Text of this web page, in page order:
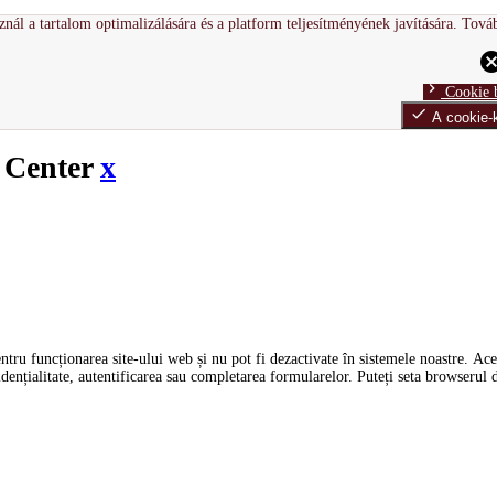
a tartalom optimalizálására és a platform teljesítményének javítására.
chevron_right Cookie
done A cookie-
x
funcționarea site-ului web și nu pot fi dezactivate în sistemele noastre.
autentificarea sau completarea formularelor. Puteți seta